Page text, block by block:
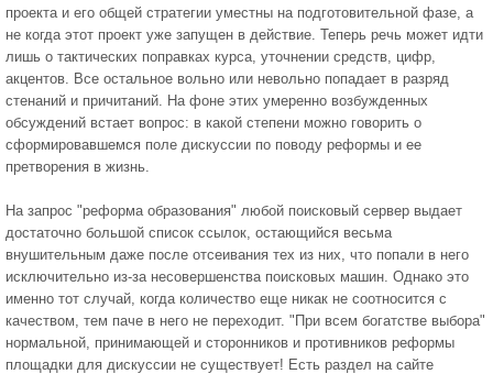
проекта и его общей стратегии уместны на подготовительной фазе, а
не когда этот проект уже запущен в действие. Теперь речь может идти
лишь о тактических поправках курса, уточнении средств, цифр,
акцентов. Все остальное вольно или невольно попадает в разряд
стенаний и причитаний. На фоне этих умеренно возбужденных
обсуждений встает вопрос: в какой степени можно говорить о
сформировавшемся поле дискуссии по поводу реформы и ее
претворения в жизнь.
На запрос "реформа образования" любой поисковый сервер выдает
достаточно большой список ссылок, остающийся весьма
внушительным даже после отсеивания тех из них, что попали в него
исключительно из-за несовершенства поисковых машин. Однако это
именно тот случай, когда количество еще никак не соотносится с
качеством, тем паче в него не переходит. "При всем богатстве выбора"
нормальной, принимающей и сторонников и противников реформы
площадки для дискуссии не существует! Есть раздел на сайте